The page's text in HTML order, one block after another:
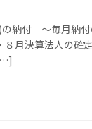
月分)の納付
決算法人の確定